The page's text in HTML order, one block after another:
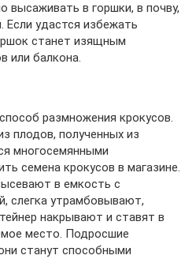
высаживать в горшки, в почву,
удастся избежать
станет изящным
или балкона.
размножения крокусов.
плодов, полученных из
многосемянными
семена крокусов в магазине.
в емкость с
слегка утрамбовывают,
накрывают и ставят в
место. Подросшие
станут способными